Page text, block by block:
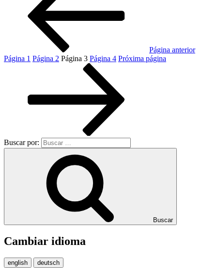
Página anterior
Página 1 Página 2 Página 3 Página 4 Próxima página
Buscar por:
Buscar
Cambiar idioma
english deutsch